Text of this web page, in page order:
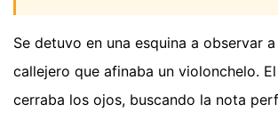
Se detuvo en una esquina a observar
callejero que afinaba un violonchelo.
cerraba los ojos, buscando la nota